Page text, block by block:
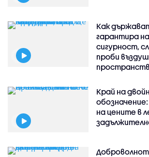
Как
гарантира
сигурност,
проби
Край на
на цените в